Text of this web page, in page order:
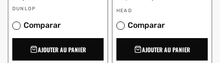
régulier
Vendeur
DUNLOP
Comparar
AJOUTER AU PANIER
régulier en
Vendeur
HEAD
Comparar
AJOUTER AU PANIER